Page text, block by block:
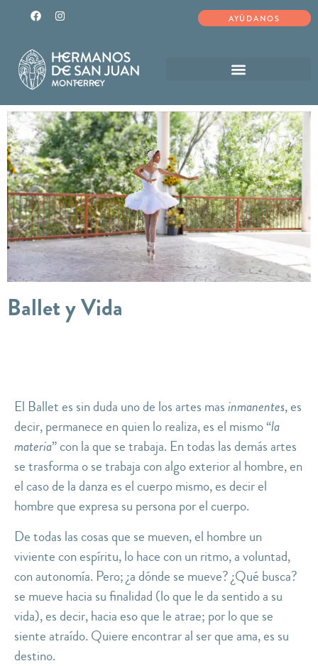
AYÚDANOS
Ballet y Vida
El Ballet es sin duda uno de los artes masinmanentes, es
decir, permanece en quien lo realiza, es el mismo “la
materia” con la que se trabaja. En todas las demás artes
se trasforma o se trabaja con algo exterior al hombre, en
el caso de la danza es el cuerpo mismo, es decir el
hombre que expresa su persona por el cuerpo.
De todas las cosas que se mueven, el hombre un
viviente con espíritu, lo hace con un ritmo, a voluntad,
con autonomía. Pero; ¿a dónde se mueve? ¿Qué busca?
se mueve hacia su finalidad (lo que le da sentido a su
vida), es decir, hacia eso que le atrae; por lo que se
siente atraído. Quiere encontrar al ser que ama, es su
destino.